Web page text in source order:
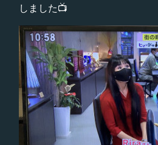
しました📺